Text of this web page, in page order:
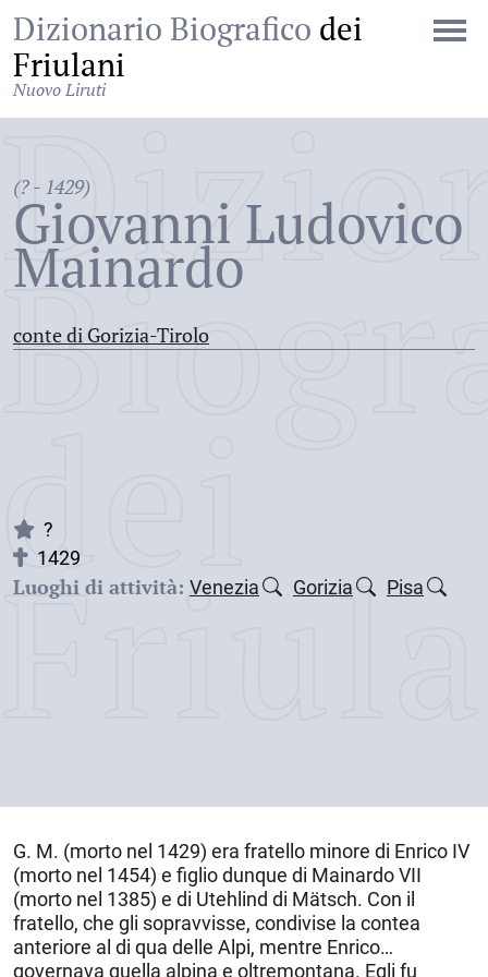
Dizionario Biografico dei
Friulani
Nuovo Liruti
(? - 1429)
Giovanni Ludovico
Mainardo
conte di Gorizia-Tirolo
dei
?
1429
Luoghi di attività: Venezia Gorizia Pisa
G. M. (morto nel 1429) era fratello minore di Enrico IV
(morto nel 1454) e figlio dunque di Mainardo VII
(morto nel 1385) e di Utehlind di Mätsch. Con il
fratello, che gli sopravvisse, condivise la contea
anteriore al di qua delle Alpi, mentre Enrico
governava quella alpina e oltremontana. Egli fu